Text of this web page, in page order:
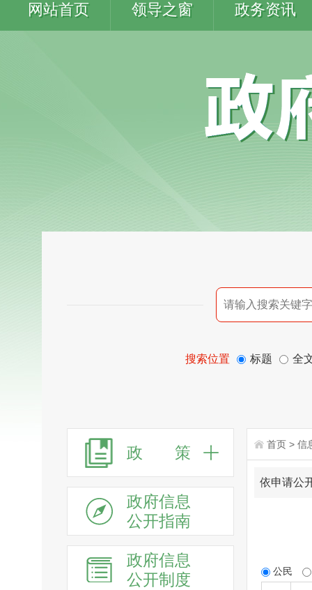
网站首页 领导之窗 政务资讯
搜索位置 标题 全
政 策
政府信息
公开指南
政府信息
公开制度
首页 > 信
依申请公
公民